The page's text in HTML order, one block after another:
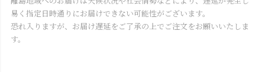
易く指定日時通りにお届けできない可能性がございます。
恐れ入りますが、お届け遅延をご了承の上でご注文をお願いいたしま
す。